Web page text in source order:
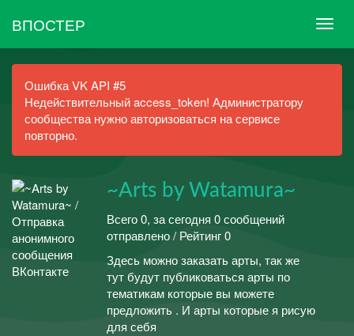
ВПОСТЕР
Ошибка VK API #5
Недействительный access_token! Администратору
сообщества нужно авторизоваться на сервисе
повторно.
~Arts by Watamura~
Всего 0, за сегодня 0 сообщений
отправлено / Рейтинг 0
Здесь можно заказать арты, так же
тут будут публиковаться арты по
тематикам которые вы можете
предложить . И арты которые я рисую
для себя